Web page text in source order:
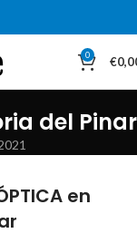
0 €
del Pinar
en